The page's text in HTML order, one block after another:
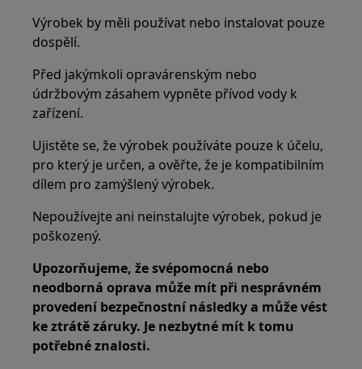
Výrobek by měli používat nebo instalovat pouze
dospělí.
Před jakýmkoli opravárenským nebo
údržbovým zásahem vypněte přívod vody k
zařízení.
Ujistěte se, že výrobek používáte pouze k účelu,
pro který je určen, a ověřte, že je kompatibilním
dílem pro zamýšlený výrobek.
Nepoužívejte ani neinstalujte výrobek, pokud je
poškozený.
Upozorňujeme, že svépomocná nebo
neodborná oprava může mít při nesprávném
provedení bezpečnostní následky a může vést
ke ztrátě záruky. Je nezbytné mít k tomu
potřebné znalosti.